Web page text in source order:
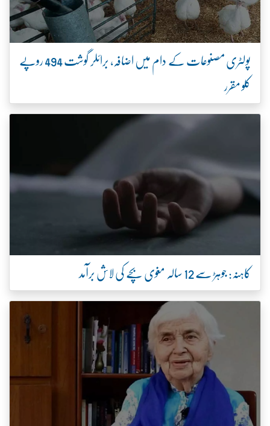
پولٹری مصنوعات کے دام میں اضافہ، برائلر گوشت 494 روپے
کلو مقرر
کاہنہ: جوہڑ سے 12 سالہ مغوی بچے کی لاش برآمد